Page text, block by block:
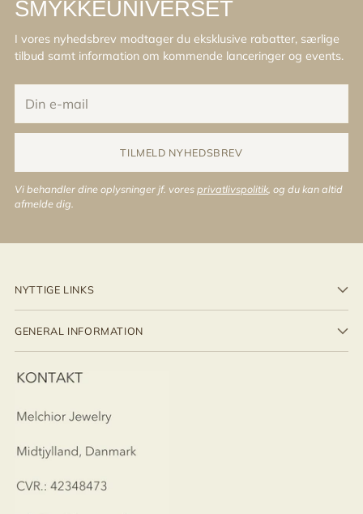
SMYKKEUNIVERSET
I vores nyhedsbrev modtager du eksklusive rabatter, særlige
tilbud samt information om kommende lanceringer og events.
e-
mail
TILMELD NYHEDSBREV
Vi behandler dine oplysninger jf. voresprivatlivspolitik , og du kan altid
afmelde dig.
NYTTIGE LINKS
GENERAL INFORMATION